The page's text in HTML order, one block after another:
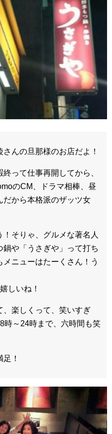
んの旦那様のお店だよ！
って仕事再開してから、
のCM、ドラマ相棒、昼
だから本格派のザッツ女
そりゃ、グルメな著名人
鍋や「うさぎや」って打ち
ニューはたーくさん！う
しいね！
、楽しくって、笑いすぎ
時～24時まで、六時間も笑
！